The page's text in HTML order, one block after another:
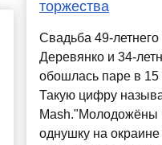
торжества
Свадьба 49-
Деревянко и 34-
обошлась паре в 15
Такую цифру
Mash."Молодожёны
однушку на